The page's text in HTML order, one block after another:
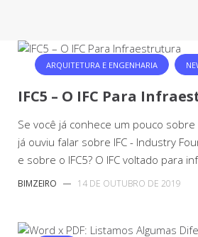
ARQUITETURA E ENGENHARIA
IFC5 – O IFC Para
Se você já conhece um pouco sobre
já ouviu falar sobre IFC - Industry
e sobre o IFC5? O IFC voltado para
BIMZEIRO — 14 DE OUTUBRO DE 2019